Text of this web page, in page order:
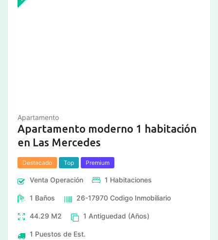
Apartamento
Apartamento moderno 1 habitación
en Las Mercedes
Destacado Top Premium
Venta Operación 1 Habitaciones
1 Baños 26-17970 Codigo Inmobiliario
44.29 M2 1 Antiguedad (Años)
1 Puestos de Est.